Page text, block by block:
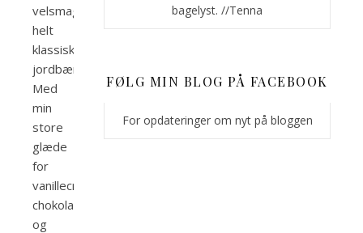
velsmagende,
helt
klassiske
jordbærtærte.
Med
min
store
glæde
for
vanillecreme,
chokolade
og
bagelyst. //Tenna
FØLG MIN BLOG PÅ FACEBOOK
For opdateringer om nyt på bloggen